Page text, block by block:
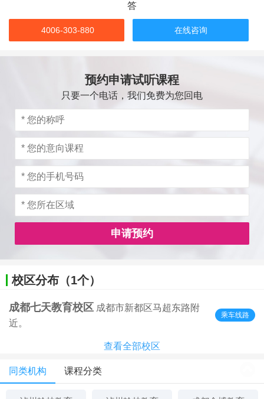
答
4006-303-880 在线咨询
预约申请试听课程
只要一个电话，我们免费为您回电
申请预约
校区分布（1个）
成都七天教育校区 成都市新都区马超东路附
近。
乘车线路
查看全部校区
同类机构 课程分类